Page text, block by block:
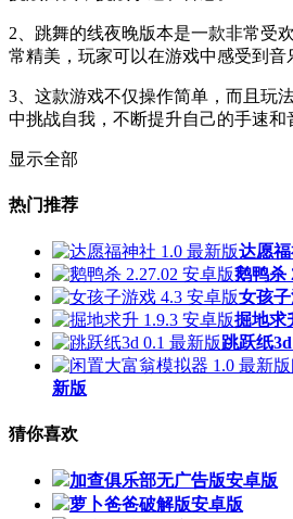
2、跳舞的线夜晚版本是一款非常受
常精美，玩家可以在游戏中感受到音
3、这款游戏不仅操作简单，而且玩
中挑战自我，不断提升自己的手速和
显示全部
热门推荐
达愿
鹅鸭杀
女孩
掘地求
跳跃纸
新版
猜你喜欢
加查俱乐部无广告版安卓版
萝卜爸爸破解版安卓版